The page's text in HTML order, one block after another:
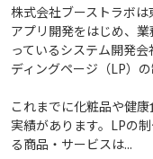
株式会社ブーストラボは
アプリ開発をはじめ、
っているシステム開発
ディングページ（LP）
これまでに化粧品や健
実績があります。LPの
る商品・サービスは...